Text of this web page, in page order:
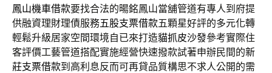
鳳山機車借款要找合法的暘銘鳳山當舖管道有專人到府提
供融資理財理債服務五股支票借款五顆星好評的多元化轉
輕鬆升級居家空間環境自已來打造貓抓皮沙發參考實際住
客評價工藝管道搭配實施經營快速撥款試著申辦民間的新
莊支票借款到高利息反而可再貸品質構思不求人公開的需